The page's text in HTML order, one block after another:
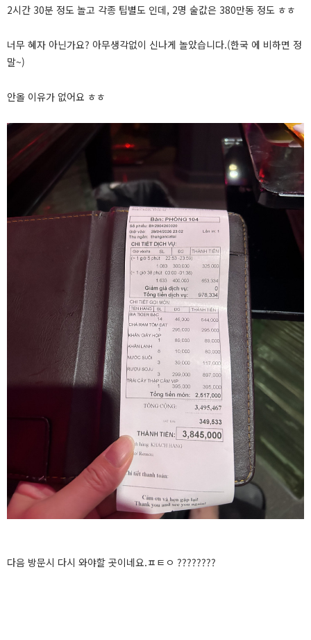
2시간 30분 정도 놀고 각종 팁별도 인데, 2명 술값은 380만동 정도 ㅎㅎ
너무 혜자 아닌가요? 아무생각없이 신나게 놀았습니다.(한국 에 비하면 정
말~)
안올 이유가 없어요 ㅎㅎ
다음 방문시 다시 와야할 곳이네요.ㅍㅌㅇ ????????